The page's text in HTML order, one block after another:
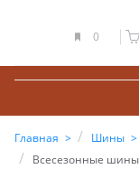
0
Главная Шины
Всесезонные шины